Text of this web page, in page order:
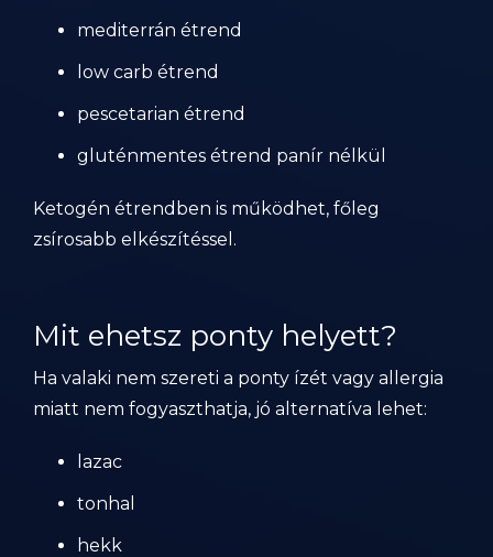
mediterrán étrend
low carb étrend
pescetarian étrend
gluténmentes étrend panír nélkül
Ketogén étrendben is működhet, főleg
zsírosabb elkészítéssel.
Mit ehetsz ponty helyett?
Ha valaki nem szereti a ponty ízét vagy allergia
miatt nem fogyaszthatja, jó alternatíva lehet:
lazac
tonhal
hekk